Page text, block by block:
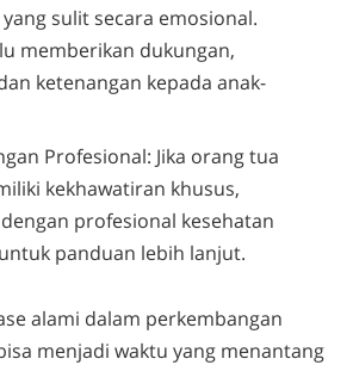
sulit secara emosional.
memberikan dukungan,
ketenangan kepada anak-
Profesional: Jika orang tua
kekhawatiran khusus,
profesional kesehatan
panduan lebih lanjut.
alami dalam perkembangan
menjadi waktu yang menantang